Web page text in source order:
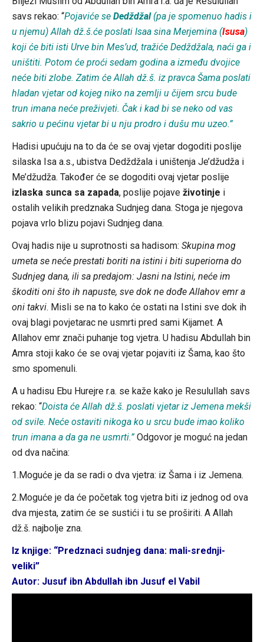
savs rekao: “Pojaviće se Dedždžal(pa je spomenuo hadis i
u njemu) Allah dž.š.će poslati Isaa sina Merjemina (Isusa)
koji će biti isti Urve bin Mes’ud, tražiće Dedždžala, naći ga i
uništiti. Potom će proći sedam godina a između dvojice
neće biti zlobe. Zatim će Allah dž.š. iz pravca Šama poslati
hladan vjetar od kojeg niko na zemlji u čijem srcu bude
trun imana neće preživjeti. Čak i kad bi se neko od vas
sakrio u pećinu vjetar bi u nju prodro i dušu mu uzeo.”
Hadisi upućuju na to da će se ovaj vjetar dogoditi poslije
silaska Isa a.s., ubistva Dedždžala i uništenja Je’džudža i
Me’džudža. Također će se dogoditi ovaj vjetar poslije
izlaska sunca sa zapada, poslije pojave životinje i
ostalih velikih predznaka Sudnjeg dana. Stoga je njegova
pojava vrlo blizu pojavi Sudnjeg dana.
Ovaj hadis nije u suprotnosti sa hadisom: Skupina mog
umeta se neće prestati boriti na istini i biti superiorna do
Sudnjeg dana, ili sa predajom: Jasni na Istini, neće im
škoditi oni što ih napuste, sve dok ne dođe Allahov emr a
oni takvi. Misli se na to kako će ostati na Istini sve dok ih
ovaj blagi povjetarac ne usmrti pred sami Kijamet. A
Allahov emr znači puhanje tog vjetra. U hadisu Abdullah bin
Amra stoji kako će se ovaj vjetar pojaviti iz Šama, kao što
smo spomenuli.
A u hadisu Ebu Hurejre r.a. se kaže kako je Resulullah savs
rekao: “Doista će Allah dž.š. poslati vjetar iz Jemena mekši
od svile. Neće ostaviti nikoga ko u srcu bude imao koliko
trun imana a da ga ne usmrti.”Odgovor je moguć na jedan
od dva načina:
1.Moguće je da se radi o dva vjetra: iz Šama i iz Jemena.
2.Moguće je da će početak tog vjetra biti iz jednog od ova
dva mjesta, zatim će se sustići i tu se proširiti. A Allah
dž.š. najbolje zna.
Iz knjige: “Predznaci sudnjeg dana: mali-srednji-
veliki”
Autor: Jusuf ibn Abdullah ibn Jusuf el Vabil